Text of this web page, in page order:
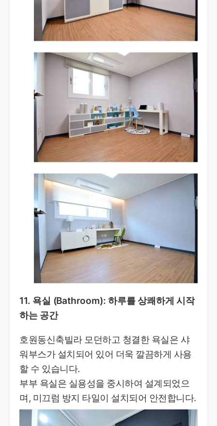
11. 욕실 (Bathroom): 하루를 상쾌하게 시작
하는 공간
호원동신축빌라 모던하고 청결한 욕실은 샤
워부스가 설치되어 있어 더욱 깔끔하게 사용
할 수 있습니다.
부부 욕실은 실용성을 중시하여 설계되었으
며, 미끄럼 방지 타일이 설치되어 안전합니다.